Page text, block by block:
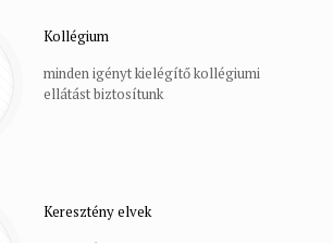
Kollégium
minden igényt kielégítő kollégiumi
ellátást biztosítunk
Keresztény elvek